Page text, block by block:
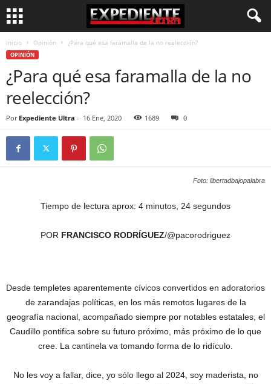
Inicio Opinión ¿Para qué esa faramalla de la no reelección?
OPINIÓN
¿Para qué esa faramalla de la no
reelección?
Por Expediente Ultra - 16 Ene, 2020 1689 0
Foto: libertadbajopalabra
Tiempo de lectura aprox: 4 minutos, 24 segundos
POR FRANCISCO RODRÍGUEZ/@pacorodriguez
Desde templetes aparentemente cívicos convertidos en adoratorios
de zarandajas políticas, en los más remotos lugares de la
geografía nacional, acompañado siempre por notables estatales, el
Caudillo pontifica sobre su futuro próximo, más próximo de lo que
cree. La cantinela va tomando forma de lo ridículo.
No les voy a fallar, dice, yo sólo llego al 2024, soy maderista, no